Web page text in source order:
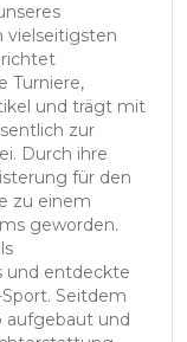
vielseitigsten
Turniere,
und trägt mit
zur
Durch ihre
für den
zu einem
geworden.
und entdeckte
Seitdem
aufgebaut und